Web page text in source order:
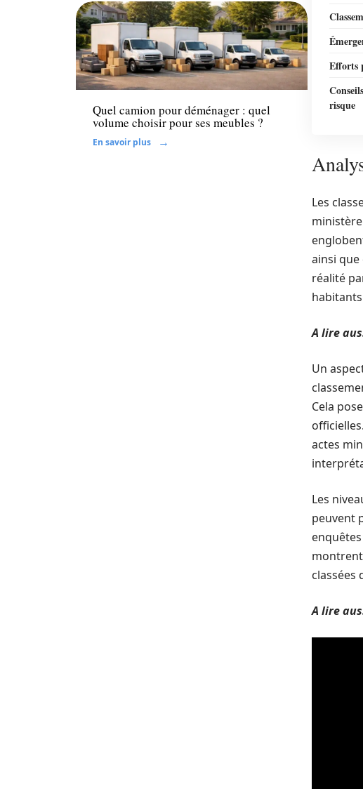
Déménager
Quel camion pour déménager : quel
volume choisir pour ses meubles ?
En savoir plus
Efforts
risque
Les
ainsi
réalité
A lire
Un
Cela
actes
Les
peuvent
montrent
classées
A lire